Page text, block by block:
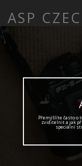
ASP
Přemýšlíte často o
zviditelnit a jak
speciální